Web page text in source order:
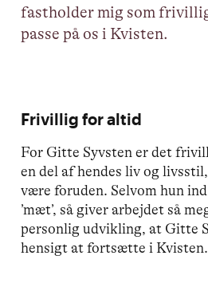
fastholder mig som
passe på os i Kvisten.
Frivillig for altid
For Gitte Syvsten er det
en del af hendes liv og
være foruden. Selvom hun
’mæt’, så giver arbejdet så
personlig udvikling, at Gitte
hensigt at fortsætte i